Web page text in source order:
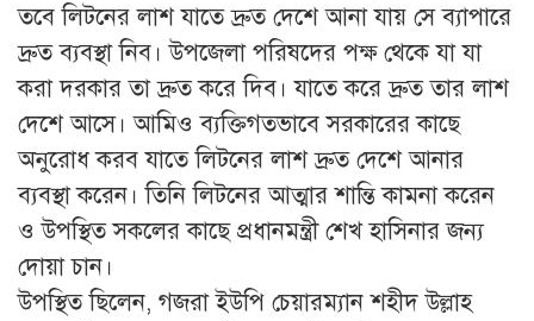
তবে লিটনের লাশ যাতে দ্রুত দেশে আনা যায় সে ব্যাপারে
দ্রুত ব্যবস্থা নিব। উপজেলা পরিষদের পক্ষ থেকে যা যা
করা দরকার তা দ্রুত করে দিব। যাতে করে দ্রুত তার লাশ
দেশে আসে। আমিও ব্যক্তিগতভাবে সরকারের কাছে
অনুরোধ করব যাতে লিটনের লাশ দ্রুত দেশে আনার
ব্যবস্থা করেন। তিনি লিটনের আত্মার শান্তি কামনা করেন
ও উপস্থিত সকলের কাছে প্রধানমন্ত্রী শেখ হাসিনার জন্য
দোয়া চান।
উপস্থিত ছিলেন, গজরা ইউপি চেয়ারম্যান শহীদ উল্লাহ